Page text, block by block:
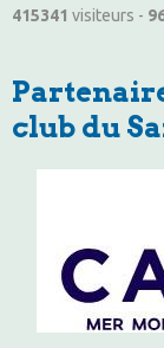
415341 visiteurs -
club du